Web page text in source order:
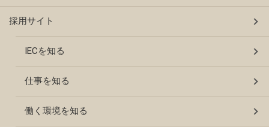
採用サイト
IECを知る
仕事を知る
働く環境を知る